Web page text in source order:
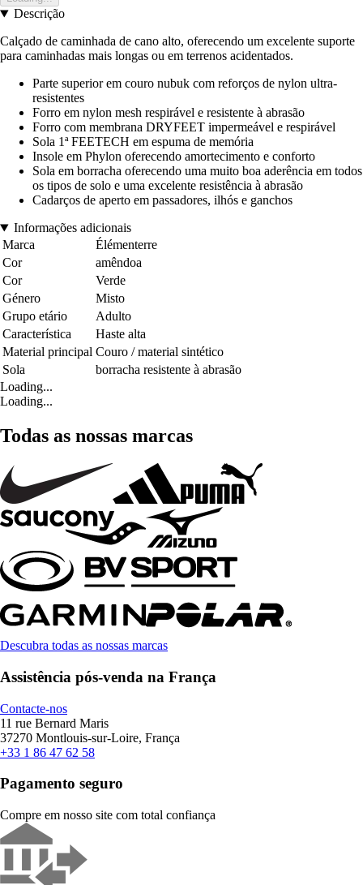
Descrição
Calçado de caminhada de cano alto, oferecendo um excelente suporte
para caminhadas mais longas ou em terrenos acidentados.
Parte superior em couro nubuk com reforços de nylon ultra-
resistentes
Forro em nylon mesh respirável e resistente à abrasão
Forro com membrana DRYFEET impermeável e respirável
Sola 1ª FEETECH em espuma de memória
Insole em Phylon oferecendo amortecimento e conforto
Sola em borracha oferecendo uma muito boa aderência em todos
os tipos de solo e uma excelente resistência à abrasão
Cadarços de aperto em passadores, ilhós e ganchos
Informações adicionais
Marca
Élémenterre
Cor
amêndoa
Cor
Verde
Género
Misto
Grupo etário
Adulto
Característica
Haste alta
Material principal Couro / material sintético
Sola
borracha resistente à abrasão
Loading...
Loading...
Todas as nossas marcas
Descubra todas as nossas marcas
Assistência pós-venda na França
Contacte-nos
11 rue Bernard Maris
37270 Montlouis-sur-Loire, França
+33 1 86 47 62 58
Pagamento seguro
Compre em nosso site com total confiança